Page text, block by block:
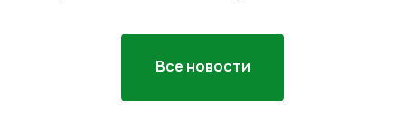
Все новости